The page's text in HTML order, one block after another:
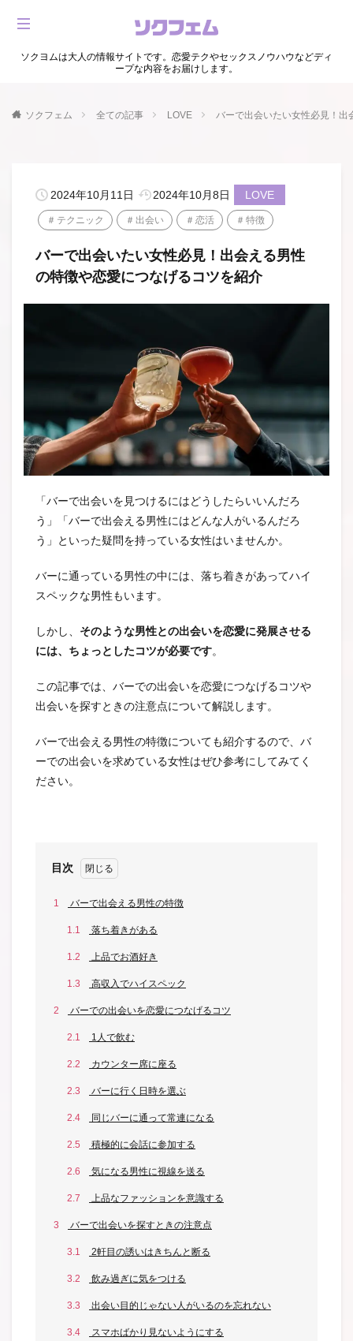
ソクヨムは大人の情報サイトです。恋愛テクやセックスノウハウなどディ
ープな内容をお届けします。
ソクフェム 全ての記事 LOVE バーで出会いたい女性必見！出
2024年10月11日 2024年10月8日 LOVE
テクニック 出会い 恋活 特徴
バーで出会いたい女性必見！出会える男性
の特徴や恋愛につなげるコツを紹介
「バーで出会いを見つけるにはどうしたらいいんだろ
う」「バーで出会える男性にはどんな人がいるんだろ
う」といった疑問を持っている女性はいませんか。
バーに通っている男性の中には、落ち着きがあってハイ
スペックな男性もいます。
しかし、 そのような男性との出会いを恋愛に発展させる
には、ちょっとしたコツが必要です。
この記事では、バーでの出会いを恋愛につなげるコツや
出会いを探すときの注意点について解説します。
バーで出会える男性の特徴についても紹介するので、バ
ーでの出会いを求めている女性はぜひ参考にしてみてく
ださい。
目次
1 バーで出会える男性の特徴
1.1 落ち着きがある
1.2 上品でお酒好き
1.3 高収入でハイスペック
2 バーでの出会いを恋愛につなげるコツ
2.1 1人で飲む
2.2 カウンター席に座る
2.3 バーに行く日時を選ぶ
2.4 同じバーに通って常連になる
2.5 積極的に会話に参加する
2.6 気になる男性に視線を送る
2.7 上品なファッションを意識する
3 バーで出会いを探すときの注意点
3.1 2軒目の誘いはきちんと断る
3.2 飲み過ぎに気をつける
3.3 出会い目的じゃない人がいるのを忘れない
3.4 スマホばかり見ないようにする